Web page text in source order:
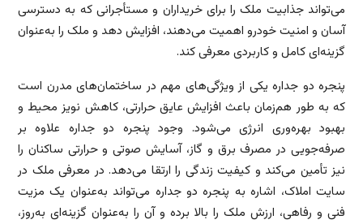
می‌تواند جذابیت ملک را برای خریداران و مستأجرانی که به دسترسی
آسان و امنیت خودرو اهمیت می‌دهند، افزایش دهد و ملک را به‌عنوان
گزینه‌ای کامل و کاربردی معرفی کند.
پنجره دو جداره یکی از ویژگی‌های مهم در ساختمان‌های مدرن است
که به طور هم‌زمان باعث افزایش عایق حرارتی، کاهش نویز محیط و
بهبود بهره‌وری انرژی می‌شود. وجود پنجره دو جداره علاوه بر
صرفه‌جویی در مصرف برق و گاز، آسایش صوتی و حرارتی ساکنان را
نیز تأمین می‌کند و کیفیت زندگی را ارتقا می‌دهد. در معرفی ملک در
سایت املاک، اشاره به پنجره دو جداره می‌تواند به‌عنوان یک مزیت
فنی و رفاهی، ارزش ملک را بالا برده و آن را به‌عنوان گزینه‌ای به‌روز،